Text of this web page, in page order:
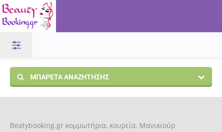
ΜΠΑΡΈΤΑ ΑΝΑΖΉΤΗΣΗΣ
Beatybooking.gr κομμωτήρια, κουρεία, Μανικιούρ